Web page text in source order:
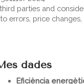
parties and
errors, price
dades
Eficiència